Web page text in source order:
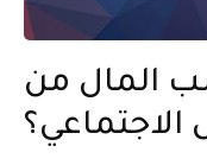
المال من